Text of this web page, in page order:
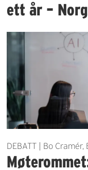
ett år –
DEBATT | Bo Cramér,